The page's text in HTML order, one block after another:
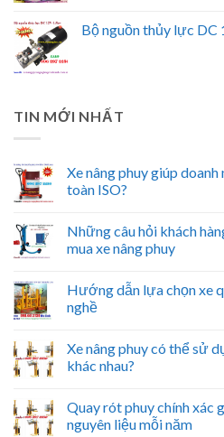
Bộ nguồn thủy lực DC
TIN MỚI NHẤT
Xe nâng phuy giúp
toàn ISO?
Những câu hỏi khách
mua xe nâng phuy
Hướng dẫn lựa chọn xe
nghề
Xe nâng phuy có thể sử
khác nhau?
Quay rót phuy chính xác
nguyên liệu mỗi năm